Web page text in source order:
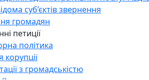
суб’єктів звернення
громадян
петиції
політика
корупції
з громадськістю